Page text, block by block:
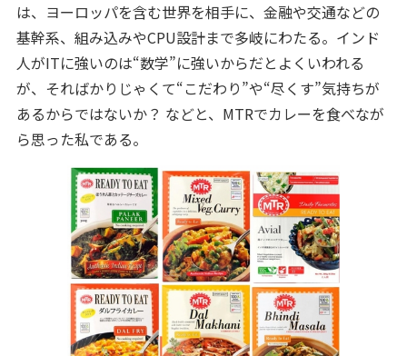
は、ヨーロッパを含む世界を相手に、金融や交通などの
基幹系、組み込みやCPU設計まで多岐にわたる。インド
人がITに強いのは“数学”に強いからだとよくいわれる
が、そればかりじゃくて“こだわり”や“尽くす”気持ちが
あるからではないか？ などと、MTRでカレーを食べなが
ら思った私である。